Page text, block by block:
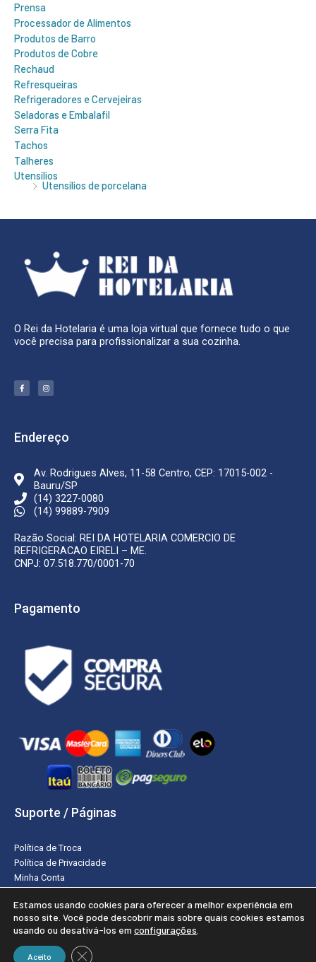
Prensa
Processador de Alimentos
Produtos de Barro
Produtos de Cobre
Rechaud
Refresqueiras
Refrigeradores e Cervejeiras
Seladoras e Embalafil
Serra Fita
Tachos
Talheres
Utensílios
Utensílios de porcelana
O Rei da Hotelaria é uma loja virtual que fornece tudo o que
você precisa para profissionalizar a sua cozinha.
F
a
c
k
-
I
n
s
m
Endereço
Av. Rodrigues Alves, 11-58 Centro, CEP: 17015-002 -
Bauru/SP
(14) 3227-0080
(14) 99889-7909
Razão Social: REI DA HOTELARIA COMERCIO DE
REFRIGERACAO EIRELI – ME.
CNPJ: 07.518.770/0001-70
Pagamento
Suporte / Páginas
Política de Troca
Política de Privacidade
Minha Conta
2019 - 2026 - Todos os direitos reservados © Rei da Hotelaria
Criação e Desenvolvimento do site: Alex Sanches
Estamos usando cookies para oferecer a melhor experiência em
nosso site. Você pode descobrir mais sobre quais cookies estamos
usando ou desativá-los em configurações
Aceito CLOSE GDPR COOKIE BANNER